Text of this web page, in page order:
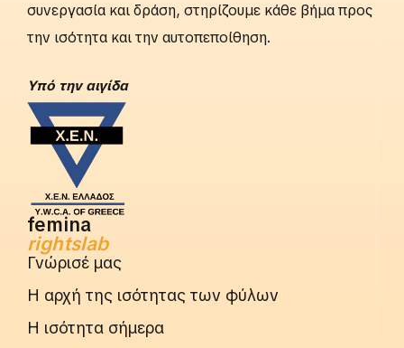
συνεργασία και δράση, στηρίζουμε κάθε βήμα προς
την ισότητα και την αυτοπεποίθηση.
Yπό την αιγίδα
femina
rightslab
Γνώρισέ μας
Η αρχή της ισότητας των φύλων
Η ισότητα σήμερα